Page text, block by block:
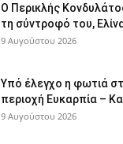
Ο Περικλής
τη σύντροφό του,
9 Αυγούστου 2026
Υπό έλεγχο η φωτιά
περιοχή Ευκαρπία –
9 Αυγούστου 2026